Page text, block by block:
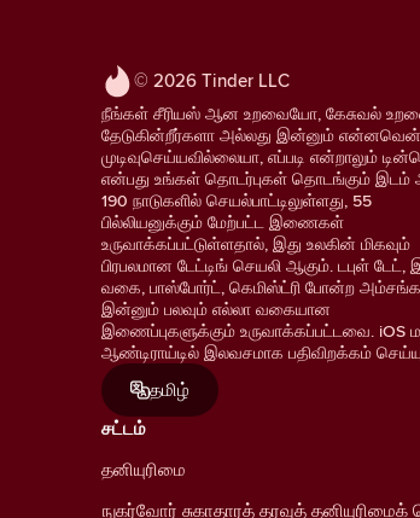
© 2026 Tinder LLC
நீங்கள் சீரியஸ் ஆன உறவையோ, கேசுவல்
தேடுகின்றீர்களா அல்லது இன்னும்
முடிவுசெய்யவில்லையா, எப்படி என்றாலும்
என்பது உங்கள் தொடர்புகள் தொடங்கும் இடம்
190 நாடுகளில் செயல்பாட்டிலுள்ளது, 55
பில்லியனுக்கும் மேற்பட்ட இணைகள்
உருவாக்கப்பட்டுள்ளதால், இது உலகின் மிகவும்
பிரபலமான டேட்டிங் செயலி ஆகும். டபுள்
வகை, பாஸ்போர்ட், கெமிஸ்ட்ரி போன்ற
இன்னும் பலவும் எல்லா வகையான
இணைப்புகளுக்கும் உருவாக்கப்பட்டவை. iOS
ஆண்டிராய்டில் இலவசமாக பதிவிறக்கம்
தமிழ்
சட்டம்
தனியுரிமை
நுகர்வோர் சுகாதாரத் தரவுத்